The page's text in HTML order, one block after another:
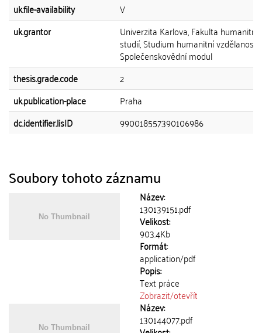
uk.file-availability
V
uk.grantor
Univerzita Karlova, Fakulta
studií, Studium humanitní vzdělanosti
Společenskovědní modul
thesis.grade.code
2
uk.publication-place
Praha
dc.identifier.lisID
990018557390106986
Soubory tohoto záznamu
Název:
130139151.pdf
Velikost:
903.4Kb
Formát:
application/pdf
Popis:
Text práce
Zobrazit/otevřít
Název:
130144077.pdf